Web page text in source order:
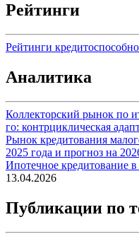
Рейтинги
Рейтинги
Аналитика
Коллекторский рынок по
го: контрциклическая
Рынок кредитования
2025 года и прогноз на
Ипотечное кредитование
13.04.2026
Публикации по